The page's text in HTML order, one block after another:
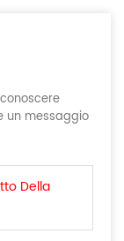
un messaggio
Della